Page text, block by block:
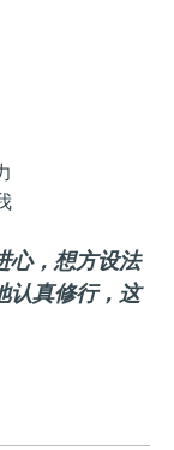
心，想方设法
认真修行，这